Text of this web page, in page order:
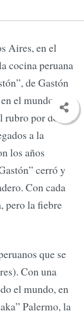
Aires, en el
cocina peruana
de Gastón
el mundo; y
rubro por donde
a la
los años
cerró y
Con cada
pero la fiebre
que se
Con una
el mundo, en
Palermo, la